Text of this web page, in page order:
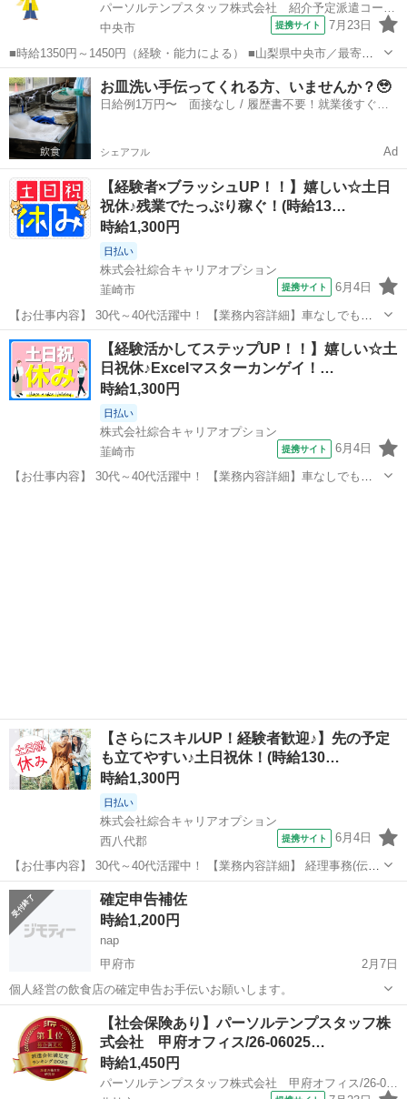
パーソルテンプスタッフ株式会社 紹介予定派遣コーディネートセンター二課/26-0601692
中央市
提携サイト 7月23日
■時給1350円～1450円（経験・能力による） ■山梨県中央市／最寄
駅：小井川駅 ■紹介予定派遣 ■未経験歓迎、土日祝休み、上場企業・
上場企業のグループ会社、社会保険あり ■［年収332万～］［賞与4.1
ヶ月分］＼安定／経...
山梨 中央市 経理
お皿洗い手伝ってくれる方、いませんか？🥹
日給例1万円〜 面接なし / 履歴書不要！就業後すぐに
シェアフル Ad
【経験者×ブラッシュUP！！】嬉しい☆土日
祝休♪残業でたっぷり稼ぐ！(時給13…
時給1,300円
日払い
株式会社綜合キャリアオプション
韮崎市
提携サイト 6月4日
【お仕事内容】 30代～40代活躍中！ 【業務内容詳細】車なしでも通
勤ラクラク！ ※駅からの送迎バスあり！ 土日祝休みでプライベート充
実！ アシスタント一般業務庶務・出張旅費・伝票処理・問合せ対応・
事務管理等 【職種...
山梨 韮崎市 経理
【経験活かしてステップUP！！】嬉しい☆土
日祝休♪Excelマスターカンゲイ！…
時給1,300円
日払い
株式会社綜合キャリアオプション
韮崎市
提携サイト 6月4日
【お仕事内容】 30代～40代活躍中！ 【業務内容詳細】車なしでも通
【さらにスキルUP！経験者歓迎♪】先の予定
も立てやすい♪土日祝休！(時給130…
時給1,300円
日払い
株式会社綜合キャリアオプション
西八代郡
提携サイト 6月4日
【お仕事内容】 30代～40代活躍中！ 【業務内容詳細】 経理事務(伝票
起票、 会計システムへの入力、 小口現金管理、 月次損益、 電話対
応、 SAP(サップ)使用)【取扱製品情報】 【職種名】 経理事務 【勤
務...
山梨 西八代郡 経理
確定申告補佐
時給1,200円
nap
甲府市
2月7日
個人経営の飲食店の確定申告お手伝いお願いします。
山梨 経理 業務
【社会保険あり】パーソルテンプスタッフ株
式会社 甲府オフィス/26-06025…
時給1,450円
パーソルテンプスタッフ株式会社 甲府オフィス/26-0602508